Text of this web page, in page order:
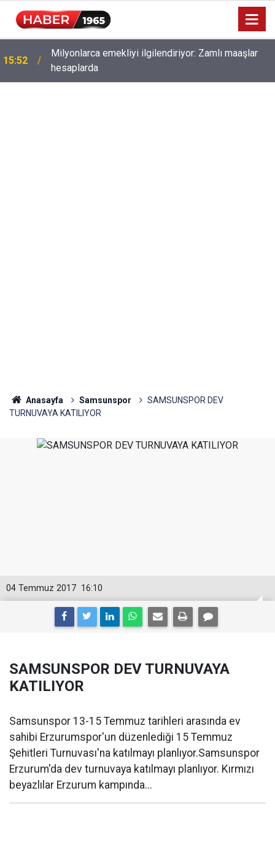
15:52
Milyonlarca emekliyi ilgilendiriyor: Zamlı maaşlar
hesaplarda
Anasayfa Samsunspor
SAMSUNSPOR DEV
TURNUVAYA KATILIYOR
16:10
04 Temmuz 2017
SAMSUNSPOR DEV TURNUVAYA
KATILIYOR
Samsunspor 13-15 Temmuz tarihleri arasında ev
sahibi Erzurumspor'un düzenlediği 15 Temmuz
Şehitleri Turnuvası'na katılmayı planlıyor.Samsunspor
Erzurum'da dev turnuvaya katılmayı planlıyor. Kırmızı
beyazlılar Erzurum kampında...